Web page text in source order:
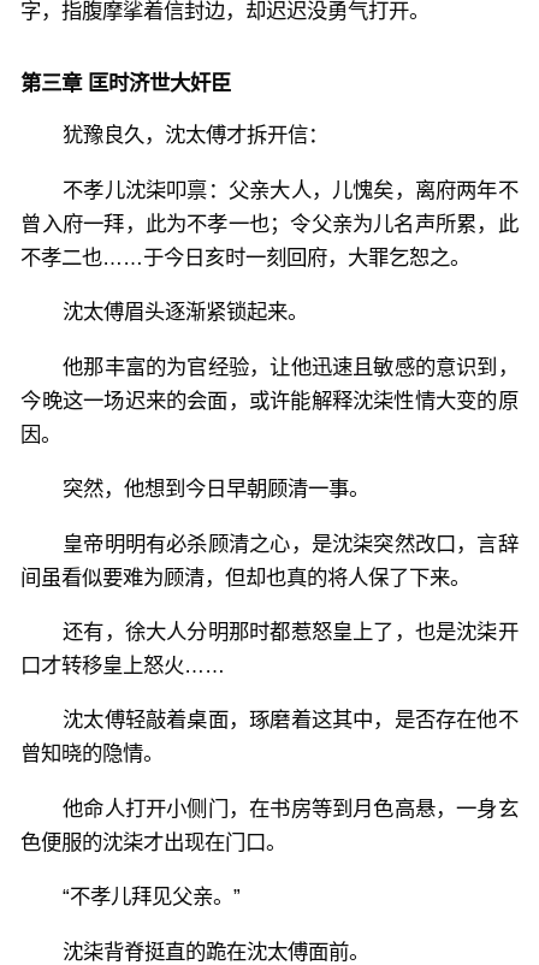
字，指腹摩挲着信封边，却迟迟没勇气打开。
第三章 匡时济世大奸臣
犹豫良久，沈太傅才拆开信：
不孝儿沈柒叩禀：父亲大人，儿愧矣，离府两年不
曾入府一拜，此为不孝一也；令父亲为儿名声所累，此
不孝二也……于今日亥时一刻回府，大罪乞恕之。
沈太傅眉头逐渐紧锁起来。
他那丰富的为官经验，让他迅速且敏感的意识到，
今晚这一场迟来的会面，或许能解释沈柒性情大变的原
因。
突然，他想到今日早朝顾清一事。
皇帝明明有必杀顾清之心，是沈柒突然改口，言辞
间虽看似要难为顾清，但却也真的将人保了下来。
还有，徐大人分明那时都惹怒皇上了，也是沈柒开
口才转移皇上怒火……
沈太傅轻敲着桌面，琢磨着这其中，是否存在他不
曾知晓的隐情。
他命人打开小侧门，在书房等到月色高悬，一身玄
色便服的沈柒才出现在门口。
“不孝儿拜见父亲。”
沈柒背脊挺直的跪在沈太傅面前。